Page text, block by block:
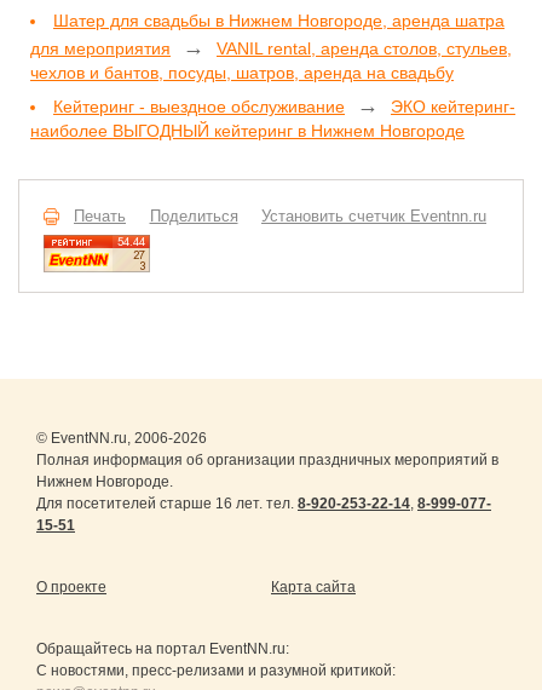
Шатер для свадьбы в Нижнем Новгороде, аренда шатра
для мероприятия
→
VANIL rental, аренда столов, стульев,
чехлов и бантов, посуды, шатров, аренда на свадьбу
Кейтеринг - выездное обслуживание
→
ЭКО кейтеринг-
наиболее ВЫГОДНЫЙ кейтеринг в Нижнем Новгороде
Печать Поделиться Установить счетчик Eventnn.ru
© EventNN.ru, 2006-2026
Полная информация об организации праздничных мероприятий в
Нижнем Новгороде.
Для посетителей старше 16 лет. тел. 8-920-253-22-14, 8-999-077-
15-51
О проекте Карта сайта
Обращайтесь на портал EventNN.ru:
С новостями, пресс-релизами и разумной критикой: